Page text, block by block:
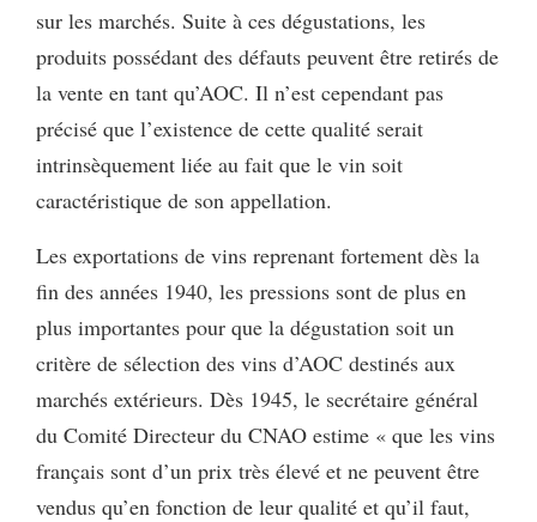
sur les marchés. Suite à ces dégustations, les
produits possédant des défauts peuvent être retirés de
la vente en tant qu’AOC. Il n’est cependant pas
précisé que l’existence de cette qualité serait
intrinsèquement liée au fait que le vin soit
caractéristique de son appellation.
Les exportations de vins reprenant fortement dès la
fin des années 1940, les pressions sont de plus en
plus importantes pour que la dégustation soit un
critère de sélection des vins d’AOC destinés aux
marchés extérieurs. Dès 1945, le secrétaire général
du Comité Directeur du CNAO estime « que les vins
français sont d’un prix très élevé et ne peuvent être
vendus qu’en fonction de leur qualité et qu’il faut,